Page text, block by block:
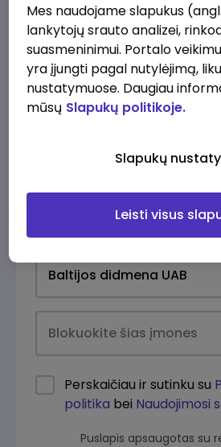
Kokios srities darbo pasiūlymai
Pridėti naują
Perskaičiau ir sutinku su
politika bei Naudojimosi
Puslapis apsaugotas su
Mes naudojame slapukus
lankytojų srauto analizei,
suasmeninimui. Portalo
yra įjungti pagal nutylėjimą,
nustatymuose. Daugiau
mūsų Slapukų politikoje.
Slapukų
Leisti visus